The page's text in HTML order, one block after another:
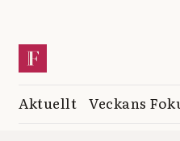
Aktuellt Veckans